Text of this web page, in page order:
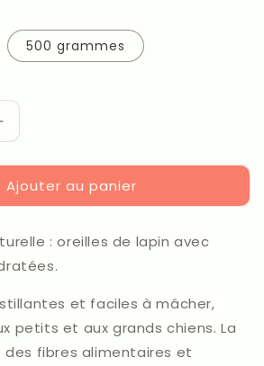
500 grammes
de
Ajouter au panier
: oreilles de lapin avec
et faciles à mâcher,
petits et aux grands chiens. La
des fibres alimentaires et